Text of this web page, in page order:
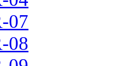
07
08